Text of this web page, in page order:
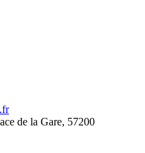
de la Gare, 57200